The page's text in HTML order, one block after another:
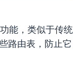
能，类似于传统
路由表，防止它